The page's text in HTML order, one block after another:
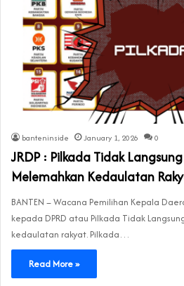
banteninside January 1, 2026 0
JRDP : Pilkada Tidak
Melemahkan Kedaulatan
BANTEN – Wacana Pemilihan Kepala
kepada DPRD atau Pilkada Tidak
kedaulatan rakyat. Pilkada…
Read More »